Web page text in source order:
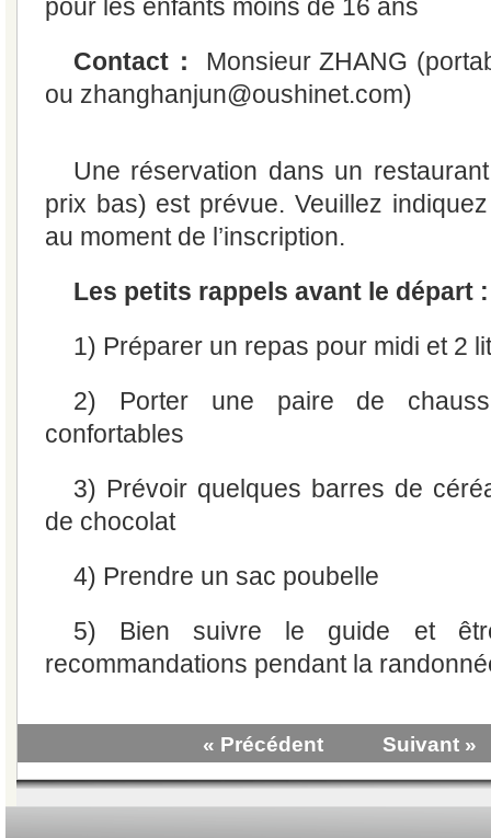
pour les enfants moins de 16 ans
Contact： Monsieur ZHANG
ou zhanghanjun@oushinet.com)
Une réservation dans un
prix bas) est prévue. Veuillez
au moment de l’inscription.
Les petits rappels avant le départ :
1) Préparer un repas pour midi et 2
2) Porter une paire de
confortables
3) Prévoir quelques barres de
de chocolat
4) Prendre un sac poubelle
5) Bien suivre le guide et
recommandations pendant la
« Précédent Suivant »